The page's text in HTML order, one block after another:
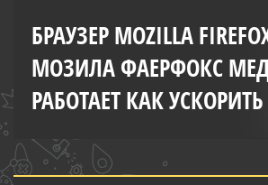
БРАУЗЕР MOZILLA
МОЗИЛА ФАЕРФОКС
РАБОТАЕТ КАК УСКОРИТЬ